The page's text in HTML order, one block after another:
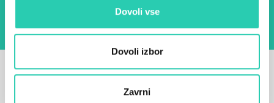
Dovoli vse
Dovoli izbor
Zavrni